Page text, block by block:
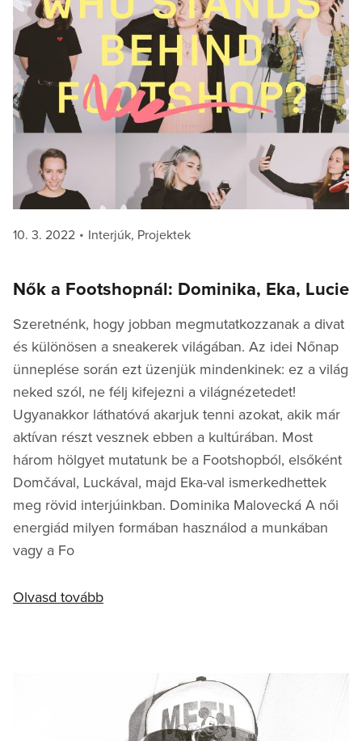
Posted
10. 3. 2022 Categories
Interjúk, Projektek
Nők a Footshopnál: Dominika, Eka, Lucie
Szeretnénk, hogy jobban megmutatkozzanak a divat
és különösen a sneakerek világában. Az idei Nőnap
ünneplése során ezt üzenjük mindenkinek: ez a világ
neked szól, ne félj kifejezni a világnézetedet!
Ugyanakkor láthatóvá akarjuk tenni azokat, akik már
aktívan részt vesznek ebben a kultúrában. Most
három hölgyet mutatunk be a Footshopból, elsőként
Domčával, Luckával, majd Eka-val ismerkedhettek
meg rövid interjúinkban. Dominika Malovecká A női
energiád milyen formában használod a munkában
vagy a Fo
Olvasd tovább